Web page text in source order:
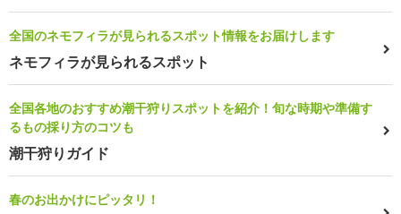
全国のネモフィラが見られるスポット情報をお届けします
ネモフィラが見られるスポット
全国各地のおすすめ潮干狩りスポットを紹介！旬な時期や準備す
るもの採り方のコツも
潮干狩りガイド
春のお出かけにピッタリ！